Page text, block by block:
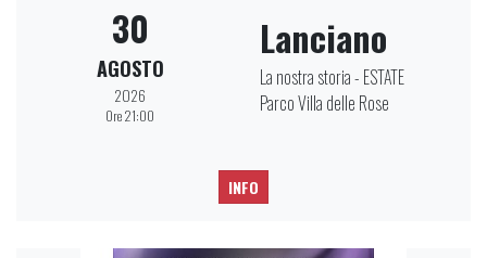
30
AGOSTO
2026
Ore 21:00
Lanciano
La nostra storia - ESTATE
Parco Villa delle Rose
INFO